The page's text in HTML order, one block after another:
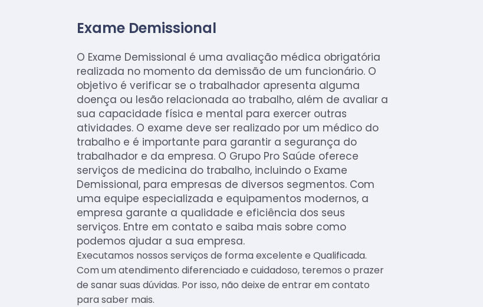
Exame Demissional
O Exame Demissional é uma avaliação médica obrigatória
realizada no momento da demissão de um funcionário. O
objetivo é verificar se o trabalhador apresenta alguma
doença ou lesão relacionada ao trabalho, além de avaliar a
sua capacidade física e mental para exercer outras
atividades. O exame deve ser realizado por um médico do
trabalho e é importante para garantir a segurança do
trabalhador e da empresa. O Grupo Pro Saúde oferece
serviços de medicina do trabalho, incluindo o Exame
Demissional, para empresas de diversos segmentos. Com
uma equipe especializada e equipamentos modernos, a
empresa garante a qualidade e eficiência dos seus
serviços. Entre em contato e saiba mais sobre como
podemos ajudar a sua empresa.
Executamos nossos serviços de forma excelente e Qualificada.
Com um atendimento diferenciado e cuidadoso, teremos o prazer
de sanar suas dúvidas. Por isso, não deixe de entrar em contato
para saber mais.